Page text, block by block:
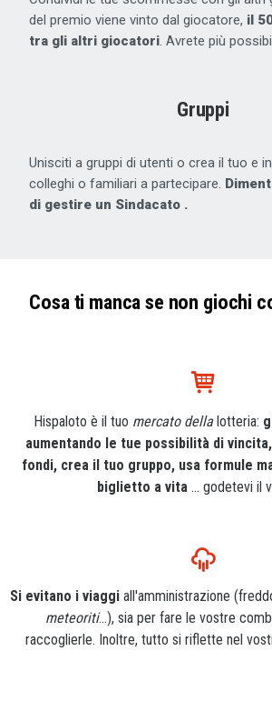
del premio viene vinto dal giocatore, il
tra gli altri giocatori. Avrete più
Gruppi
Unisciti a gruppi di utenti o crea il tuo e
colleghi o familiari a partecipare.
di gestire un Sindacato .
Cosa ti manca se non giochi
Hispaloto è il tuo mercato dellalotteria:
aumentando le tue possibilità di
fondi, crea il tuo gruppo, usa formule
biglietto a vita ... godetevi il
Si evitano i viaggiall'amministrazione
meteoriti...), sia per fare le vostre
raccoglierle. Inoltre, tutto si riflette nel